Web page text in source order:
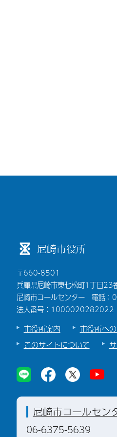
尼崎市役所
〒660-8501
兵庫県尼崎市東七松町1丁目23
尼崎市コールセンター 電
法人番号：1000020282022
市役所案内 市役所へ
このサイトについて
尼崎市コールセン
06-6375-5639